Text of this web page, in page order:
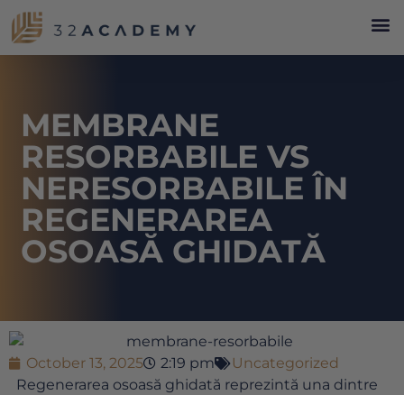
MEMBRANE
RESORBABILE VS
NERESORBABILE ÎN
REGENERAREA
OSOASĂ GHIDATĂ
October 13, 2025 2:19 pm
Uncategorized
Regenerarea osoasă ghidată reprezintă una dintre